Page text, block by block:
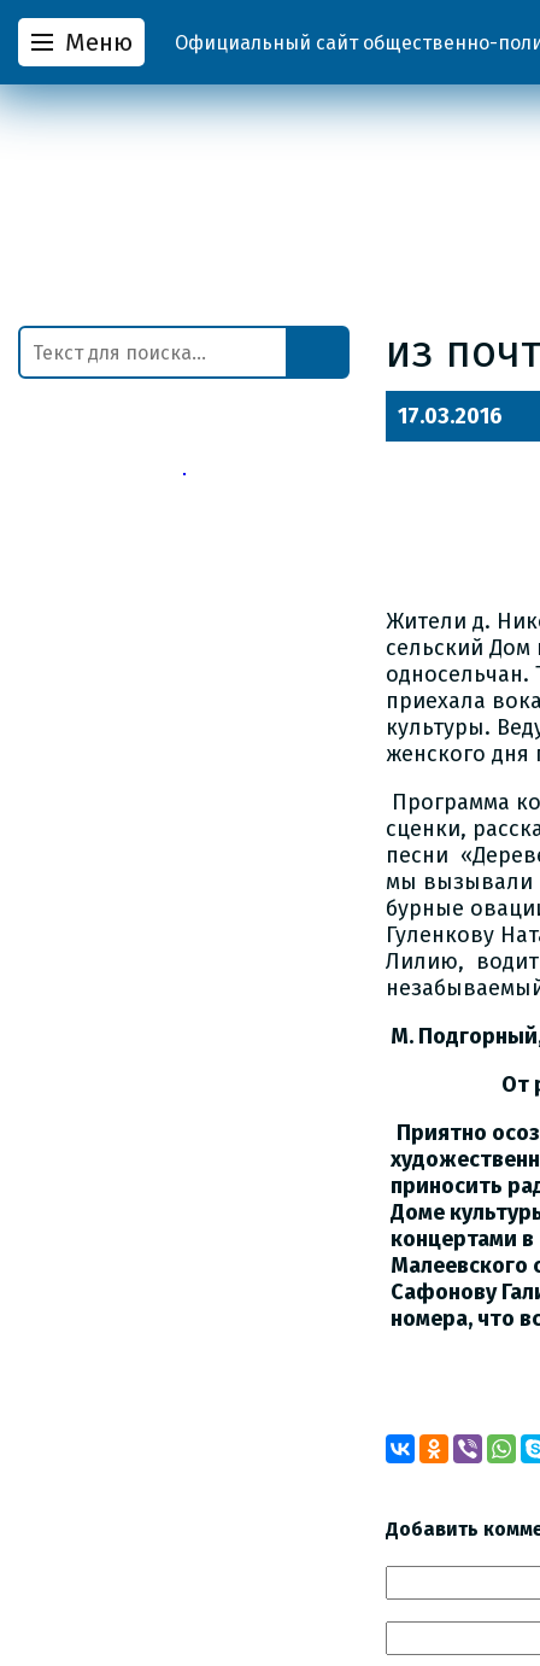
Меню Официальный сайт общественно-
из
17.03.2016
Жители д.
сельский Дом
односельчан.
приехала
культуры.
женского
Программа
сценки,
песни
мы вызывали
бурные
Гуленкову
Лилию,
М.
От
Приятно
приносить
Доме
концертами
Малеевского
Сафонову
номера, что
Добавить